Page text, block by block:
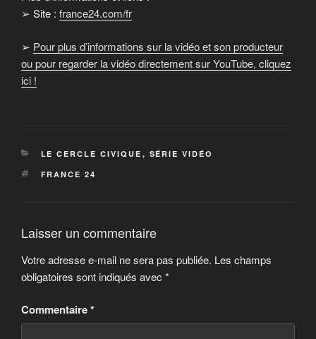
➢ Site : france24.com/fr
➢ Pour plus d’informations sur la vidéo et son producteur
ou pour regarder la vidéo directement sur YouTube, cliquez
ici !
CATÉGORIES
LE CERCLE CIVIQUE , SÉRIE VIDÉO
ÉTIQUETTES
FRANCE 24
Laisser un commentaire
Votre adresse e-mail ne sera pas publiée. Les champs
obligatoires sont indiqués avec *
Commentaire*